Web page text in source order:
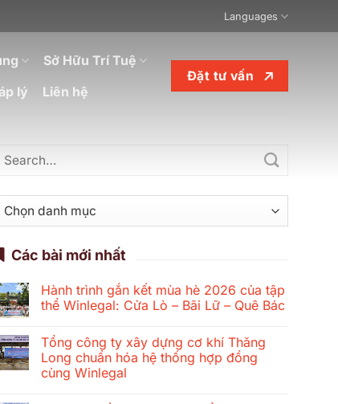
Languages
Sở Hữu Trí Tuệ
lý Liên hệ
Đặt tư vấn
Danh
mục
Các bài mới nhất
Hành trình gắn kết mùa hè 2026 của tập
thể Winlegal: Cửa Lò – Bãi Lữ – Quê Bác
bình
luận
ở
Hành
Tổng công ty xây dựng cơ khí Thăng
Long chuẩn hóa hệ thống hợp đồng
cùng Winlegal